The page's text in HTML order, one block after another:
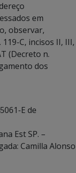
em
observar,
C, incisos II, III,
(Decreto n.
dos
E de
Est SP. –
Camilla Alonso